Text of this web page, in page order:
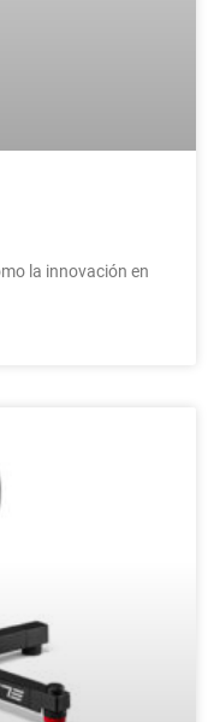
la innovación en